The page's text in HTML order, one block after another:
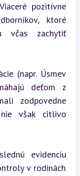
pozitívne
ktoré
včas zachytiť
(napr. Úsmev
deťom z
zodpovedne
nie však citlivo
evidenciu
v rodinách